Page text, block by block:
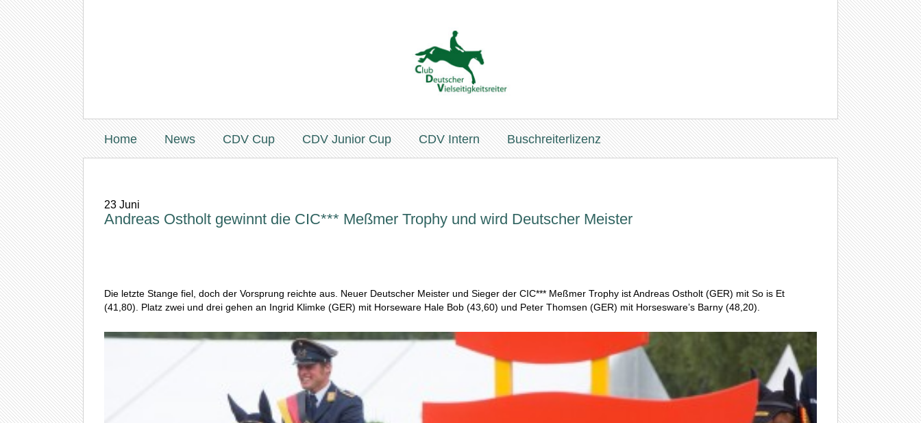
Home News CDV Cup CDV Junior Cup CDV Intern Buschreiterlizenz
23 Juni
Andreas Ostholt gewinnt die CIC*** Meßmer Trophy und wird Deutscher Meister
Die letzte Stange fiel, doch der Vorsprung reichte aus. Neuer Deutscher Meister und Sieger der CIC*** Meßmer Trophy ist Andreas Ostholt (GER) mit So is Et
(41,80). Platz zwei und drei gehen an Ingrid Klimke (GER) mit Horseware Hale Bob (43,60) und Peter Thomsen (GER) mit Horsesware’s Barny (48,20).